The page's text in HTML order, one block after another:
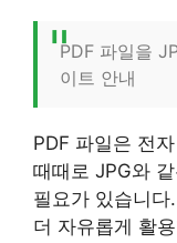
PDF 파일을
이트 안내
PDF 파일은 전
때때로 JPG와
필요가 있습니
더 자유롭게 활